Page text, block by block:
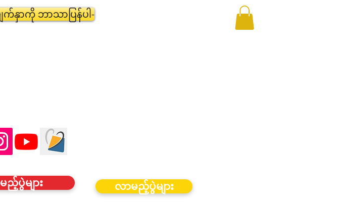
နှာကို ဘာသာပြန်ပါ-
ည့်ပွဲများ လာမည့်ပွဲများ